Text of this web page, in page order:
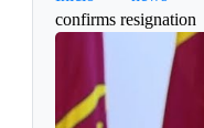
confirms resignation